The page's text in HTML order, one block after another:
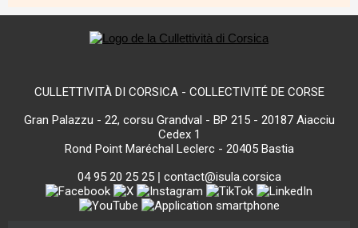
CULLETTIVITÀ DI CORSICA - COLLECTIVITÉ DE CORSE
Gran Palazzu - 22, corsu Grandval - BP 215 - 20187 Aiacciu
Cedex 1
Rond Point Maréchal Leclerc - 20405 Bastia
04 95 20 25 25| contact@isula.corsica